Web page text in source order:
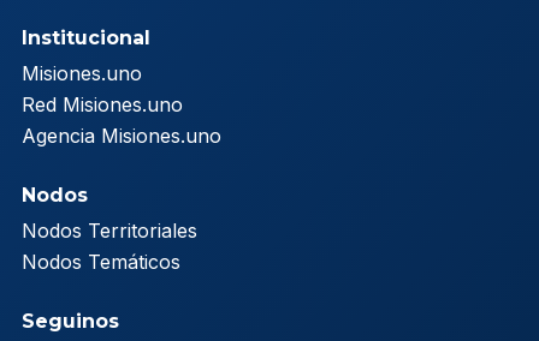
Institucional
Misiones.uno
Red Misiones.uno
Agencia Misiones.uno
Nodos
Nodos Territoriales
Nodos Temáticos
Seguinos